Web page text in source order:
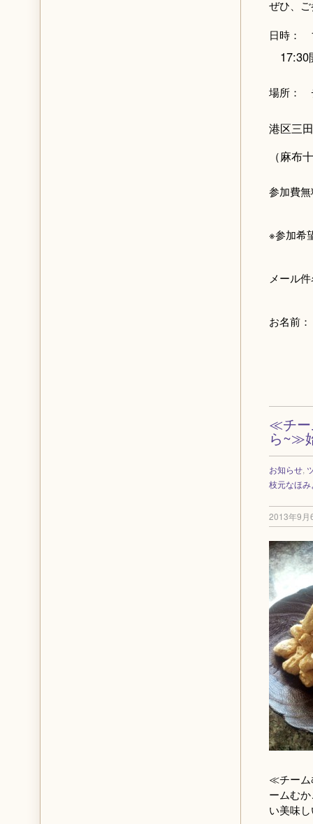
ぜひ、
日時：
17:30
場所：
港区三
（麻布
参加費
※参加希
メール
お名前：
≪チー
ら~≫
お知らせ,
枝元なほみ
2013年9月
≪チーム
ームむ
い美味